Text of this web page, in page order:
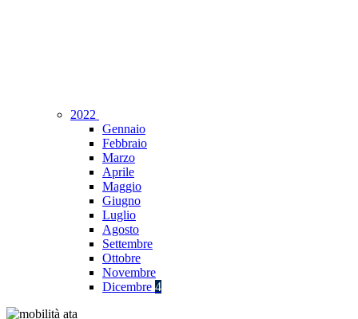
2022
Gennaio
Febbraio
Marzo
Aprile
Maggio
Giugno
Luglio
Agosto
Settembre
Ottobre
Novembre
Dicembre 4